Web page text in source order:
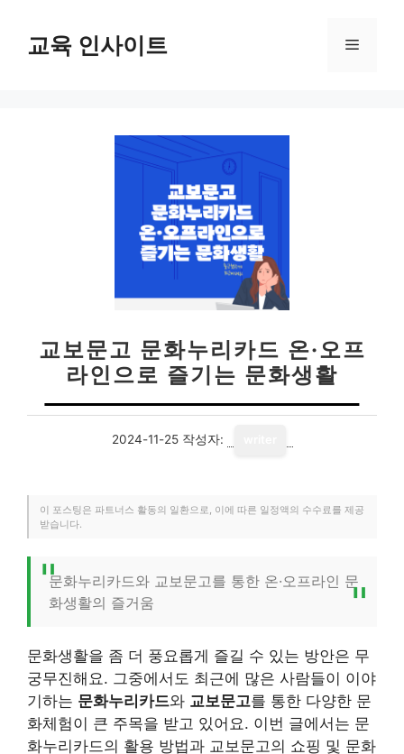
교육 인사이트 메
교보문고 문화누리카드 온·오프
라인으로 즐기는 문화생활
2024-11-25 작성자:
이 포스팅은 파트너스 활동의 일환으로, 이에 따른 일정액의 수수료를 제공
받습니다.
문화누리카드와 교보문고를 통한 온·오프라인 문
화생활의 즐거움
문화생활을 좀 더 풍요롭게 즐길 수 있는 방안은 무
궁무진해요. 그중에서도 최근에 많은 사람들이 이야
기하는 문화누리카드와 교보문고를 통한 다양한 문
화체험이 큰 주목을 받고 있어요. 이번 글에서는 문
화누리카드의 활용 방법과 교보문고의 쇼핑 및 문화